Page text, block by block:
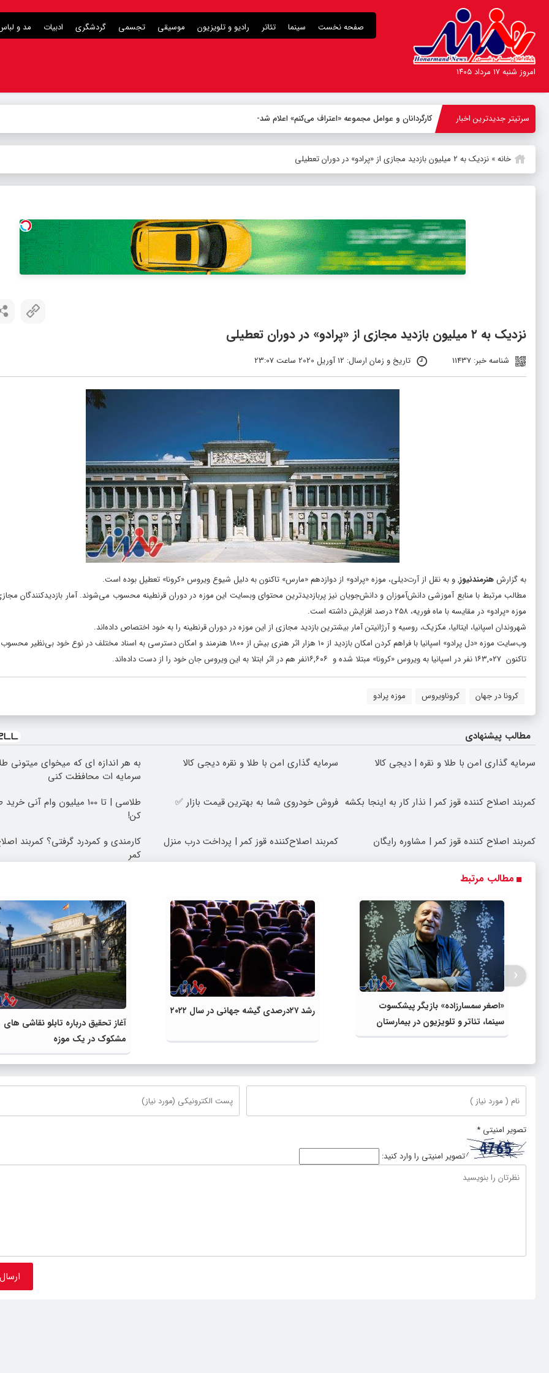
صفحه نخست سینما تئاتر رادیو و تلویزیون موسیقی تجسمی گردشگری ادبیات مد و
امروز شنبه ۱۷ مرداد ۱۴۰۵
سرتیتر جدیدترین اخبار کارگردانان و عوامل مجموعه «اعتراف می‌کنم» اعلام شد/ پخش از امش
خانه» نزدیک به ۲ میلیون بازدید مجازی از «پرادو» در دوران تعطیلی
نزدیک به ۲ میلیون بازدید مجازی از «پرادو» در دوران تعطیلی
شناسه خبر: 11437 تاریخ و زمان ارسال: 12 آوریل 2020 ساعت 23:07
به گزارشهنرمندنیوز, و به نقل از آرت‌دیلی، موزه «پرادو» از دوازدهم «مارس» تاکنون به دلیل شیوع ویروس «کرونا» تعطیل بوده است.
مطالب مرتبط با منابع آموزشی دانش‌آموزان و دانش‌جویان نیز پربازدیدترین محتوای وبسایت این موزه در دوران قرنطینه محسوب می‌شوند. آمار بازدیدکنندگان
موزه «پرادو» در مقایسه با ماه فوریه، ۲۵۸ درصد افزایش داشته است.
شهروندان اسپانیا، ایتالیا، مکزیک، روسیه و آرژانیتن آمار بیشترین بازدید مجازی از این موزه در دوران قرنطینه را به خود اختصاص داده‌اند.
وب‌سایت موزه «دل پرادو» اسپانیا با فراهم کردن امکان بازدید از ۱۰ هزار اثر هنری بیش از ۱۸۰۰ هنرمند و امکان دسترسی به اسناد مختلف در نوع خود بی‌نظیر محسوب می‌شود.
تاکنون ۱۶۳,۰۲۷ نفر در اسپانیا به ویروس «کرونا» مبتلا شده و ۱۶,۶۰۶نفر هم در اثر ابتلا به این ویروس جان خود را از دست داده‌اند.
کرونا در جهان کروناویروس موزه پرادو
مطالب پیشنهادی
سرمایه گذاری امن با طلا و نقره | دیجی کالا
سرمایه گذاری امن با طلا و نقره دیجی کالا
به هر اندازه ای که میخوای میتونی
سرمایه ات محافظت کنی
کمربند اصلاح کننده قوز کمر | نذار کار به اینجا بکشه فروش خودروی شما به بهترین قیمت بازار ✅
طلاسی | تا 100 میلیون وام آنی
کن!
کمربند اصلاح کننده قوز کمر | مشاوره رایگان
کمربند اصلاح‌کننده قوز کمر | پرداخت درب منزل
کارمندی و کمردرد گرفتی؟ کمربند
کمر
مطالب مرتبط
«اصغر سمسارزاده» بازیگر پیشکسوت
سینما، تئاتر و تلویزیون در بیمارستان
بستری شد
رشد ۲۷درصدی گیشه جهانی در سال ۲۰۲۲
آغاز تحقیق درباره تابلو نقاشی های
مشکوک در یک موزه
‹
تصویر امنیتی *
تصویر امنیتی را وارد کنید: